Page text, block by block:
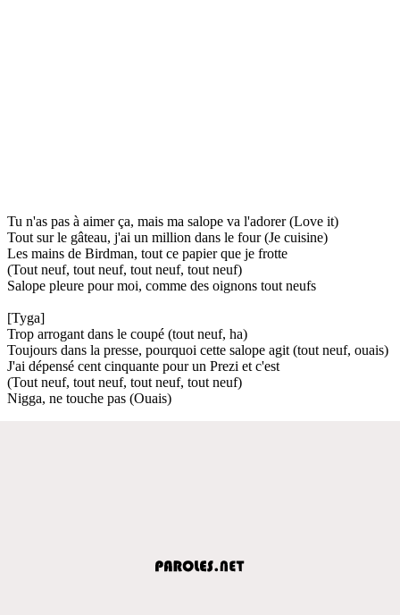
Tu n'as pas à aimer ça, mais ma salope va l'adorer (Love it)
Tout sur le gâteau, j'ai un million dans le four (Je cuisine)
Les mains de Birdman, tout ce papier que je frotte
(Tout neuf, tout neuf, tout neuf, tout neuf)
Salope pleure pour moi, comme des oignons tout neufs
[Tyga]
Trop arrogant dans le coupé (tout neuf, ha)
Toujours dans la presse, pourquoi cette salope agit (tout neuf, ouais)
J'ai dépensé cent cinquante pour un Prezi et c'est
(Tout neuf, tout neuf, tout neuf, tout neuf)
Nigga, ne touche pas (Ouais)